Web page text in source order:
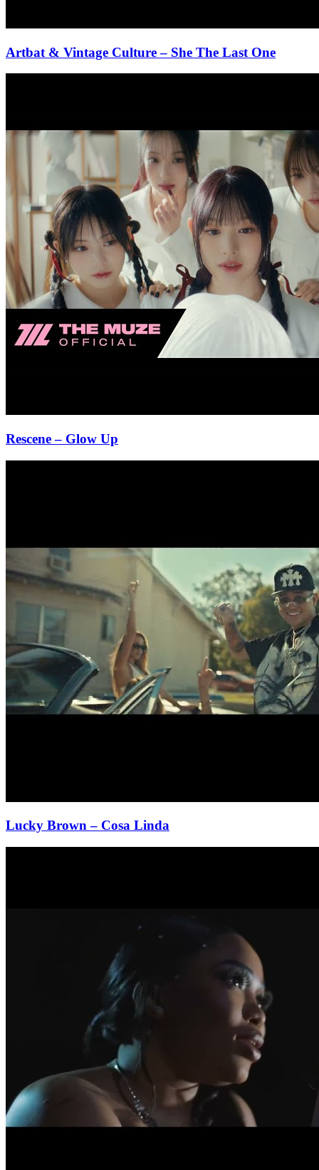
Artbat & Vintage Culture– She The Last One
Rescene– Glow Up
Lucky Brown– Cosa Linda